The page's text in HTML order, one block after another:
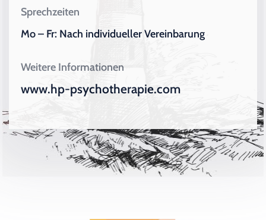
Sprechzeiten
Mo – Fr: Nach individueller Vereinbarung
Weitere Informationen
www.hp-psychotherapie.com